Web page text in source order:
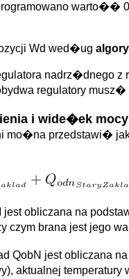
warto��
Wd wed�ug
nadrz�dnego
regulatory
i wide�ek mocy
przedstawi�
obliczana na
czym brana jest jego
jest obliczana
aktualnej